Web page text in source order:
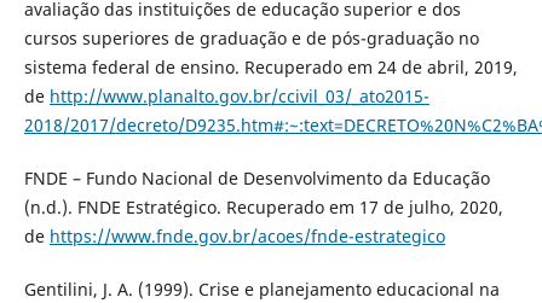
avaliação das instituições de educação superior e dos
cursos superiores de graduação e de pós-graduação no
sistema federal de ensino. Recuperado em 24 de abril, 2019,
de http://www.planalto.gov.br/ccivil_03/_ato2015-
2018/2017/decreto/
FNDE – Fundo Nacional de Desenvolvimento da Educação
(n.d.). FNDE Estratégico. Recuperado em 17 de julho, 2020,
de https://www.fnde.gov.br/acoes/fnde-estrategico
Gentilini, J. A. (1999). Crise e planejamento educacional na